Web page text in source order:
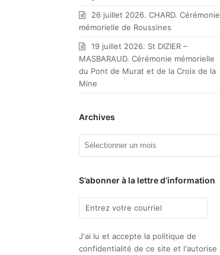
26 juillet 2026. CHARD. Cérémonie
mémorielle de Roussines
19 juillet 2026. St DIZIER –
MASBARAUD. Cérémonie mémorielle
du Pont de Murat et de la Croix de la
Mine
Archives
S’abonner à la lettre d’information
J'ai lu et accepte la politique de
confidentialité de ce site et l'autorise